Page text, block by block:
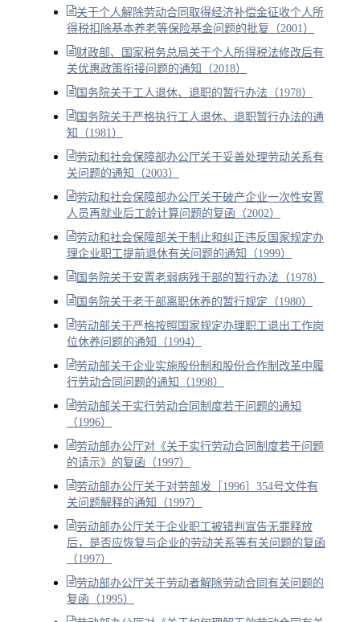
关于个人解除劳动合同取得经济补偿金征收个人所
得税扣除基本养老等保险基金问题的批复（2001）
财政部、国家税务总局关于个人所得税法修改后有
关优惠政策衔接问题的通知（2018）
国务院关于工人退休、退职的暂行办法（1978）
国务院关于严格执行工人退休、退职暂行办法的通
知（1981）
劳动和社会保障部办公厅关于妥善处理劳动关系有
关问题的通知（2003）
劳动和社会保障部办公厅关于破产企业一次性安置
人员再就业后工龄计算问题的复函（2002）
劳动和社会保障部关于制止和纠正违反国家规定办
理企业职工提前退休有关问题的通知（1999）
国务院关于安置老弱病残干部的暂行办法（1978）
国务院关于老干部离职休养的暂行规定（1980）
劳动部关于严格按照国家规定办理职工退出工作岗
位休养问题的通知（1994）
劳动部关于企业实施股份制和股份合作制改革中履
行劳动合同问题的通知（1998）
劳动部关于实行劳动合同制度若干问题的通知
（1996）
劳动部办公厅对《关于实行劳动合同制度若干问题
的请示》的复函（1997）
劳动部办公厅关于对劳部发［1996］354号文件有
关问题解释的通知（1997）
劳动部办公厅关于企业职工被错判宣告无罪释放
后，是否应恢复与企业的劳动关系等有关问题的复函
（1997）
劳动部办公厅关于劳动者解除劳动合同有关问题的
复函（1995）